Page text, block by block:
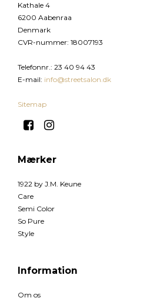
Kathale 4
6200 Aabenraa
Denmark
CVR-nummer: 18007193
Telefonnr.: 23 40 94 43
E-mail: info@streetsalon.dk
Sitemap
Mærker
1922 by J.M. Keune
Care
Semi Color
So Pure
Style
Information
Om os